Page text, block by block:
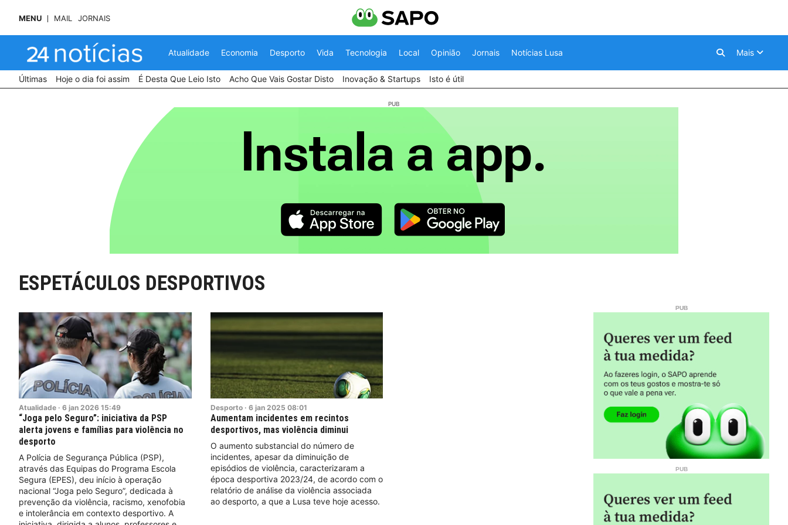
MENU MAIL JORNAIS
Atualidade Economia Desporto Vida Tecnologia Local Opinião Jornais Notícias Lusa Mais
Últimas Hoje o dia foi assim É Desta Que Leio Isto Acho Que Vais Gostar Disto Inovação & Startups Isto é útil
ESPETÁCULOS DESPORTIVOS
Atualidade · 6 jan 2026 15:49
“Joga pelo Seguro”: iniciativa da PSP
alerta jovens e famílias para violência no
desporto
A Polícia de Segurança Pública (PSP),
através das Equipas do Programa Escola
Segura (EPES), deu início à operação
nacional “Joga pelo Seguro”, dedicada à
prevenção da violência, racismo, xenofobia
e intolerância em contexto desportivo. A
Desporto · 6 jan 2025 08:01
Aumentam incidentes em recintos
desportivos, mas violência diminui
O aumento substancial do número de
incidentes, apesar da diminuição de
episódios de violência, caracterizaram a
época desportiva 2023/24, de acordo com o
relatório de análise da violência associada
ao desporto, a que a Lusa teve hoje acesso.